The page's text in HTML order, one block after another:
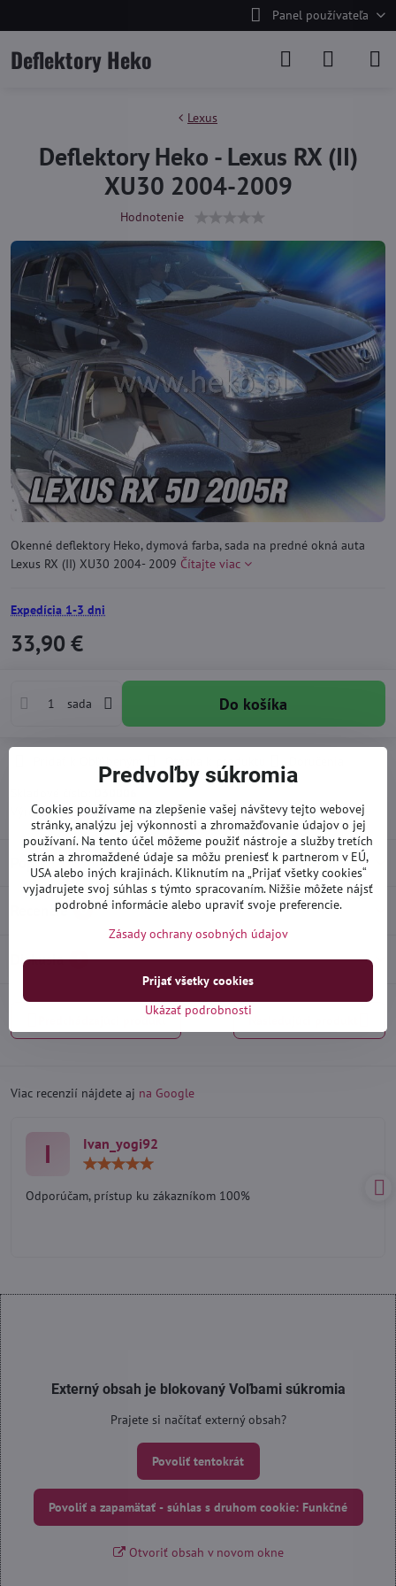
Panel používateľa
Deflektory Heko
Lexus
Deflektory Heko - Lexus RX (II)
XU30 2004-2009
Hodnotenie
Okenné deflektory Heko, dymová farba, sada na predné okná auta
Lexus RX (II) XU30 2004- 2009 Čítajte viac
Expedícia 1-3 dni
33,90 €
sada Do košíka
Výrobca:Heko
Popis
Recenzie 0
Diskusia 0
Viac recenzií nájdete aj na Google
I Ivan_yogi92
5
Odporúčam, prístup ku zákazníkom 100%
Externý obsah je blokovaný Voľbami súkromia
Prajete si načítať externý obsah?
Povoliť tentokrát
Povoliť a zapamätať - súhlas s druhom cookie: Funkčné
Otvoriť obsah v novom okne
Predvoľby súkromia
Cookies používame na zlepšenie vašej návštevy tejto webovej
stránky, analýzu jej výkonnosti a zhromažďovanie údajov o jej
používaní. Na tento účel môžeme použiť nástroje a služby tretích
strán a zhromaždené údaje sa môžu preniesť k partnerom v EÚ,
USA alebo iných krajinách. Kliknutím na „Prijať všetky cookies“
vyjadrujete svoj súhlas s týmto spracovaním. Nižšie môžete nájsť
podrobné informácie alebo upraviť svoje preferencie.
Zásady ochrany osobných údajov
Ukázať podrobnosti
Prijať všetky cookies